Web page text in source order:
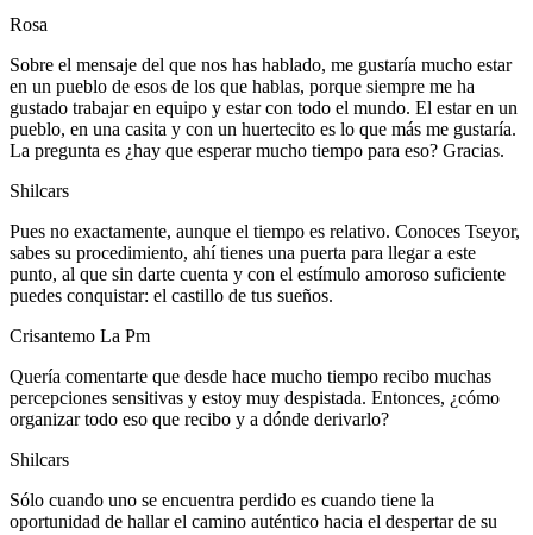
Rosa
Sobre el mensaje del que nos has hablado, me gustaría mucho estar
en un pueblo de esos de los que hablas, porque siempre me ha
gustado trabajar en equipo y estar con todo el mundo. El estar en un
pueblo, en una casita y con un huertecito es lo que más me gustaría.
La pregunta es ¿hay que esperar mucho tiempo para eso? Gracias.
Shilcars
Pues no exactamente, aunque el tiempo es relativo. Conoces Tseyor,
sabes su procedimiento, ahí tienes una puerta para llegar a este
punto, al que sin darte cuenta y con el estímulo amoroso suficiente
puedes conquistar: el castillo de tus sueños.
Crisantemo La Pm
Quería comentarte que desde hace mucho tiempo recibo muchas
percepciones sensitivas y estoy muy despistada. Entonces, ¿cómo
organizar todo eso que recibo y a dónde derivarlo?
Shilcars
Sólo cuando uno se encuentra perdido es cuando tiene la
oportunidad de hallar el camino auténtico hacia el despertar de su